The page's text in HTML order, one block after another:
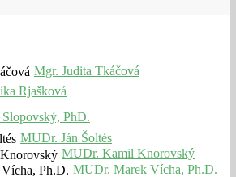
Mgr. Judita Tkáčová
Rjašková
PhD.
MUDr. Ján Šoltés
MUDr. Kamil Knorovský
MUDr. Marek Vícha, Ph.D.